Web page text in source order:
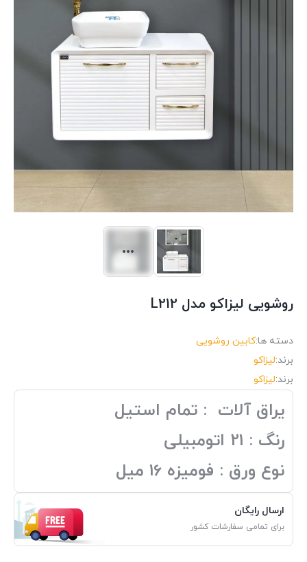
روشویی لیزاکو مدل L212
دسته ها:کابین روشویی
برند:لیزاکو
برند:لیزاکو
یراق آلات : تمام استیل
رنگ : 21 اتومبیلی
نوع ورق : فومیزه 16 میل
ارسال رایگان
برای تمامی سفارشات کشور